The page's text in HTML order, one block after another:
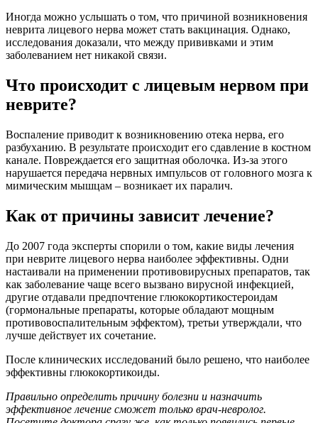
Иногда можно услышать о том, что причиной возникновения
неврита лицевого нерва может стать вакцинация. Однако,
исследования доказали, что между прививками и этим
заболеванием нет никакой связи.
Что происходит с лицевым нервом при
неврите?
Воспаление приводит к возникновению отека нерва, его
разбуханию. В результате происходит его сдавление в костном
канале. Повреждается его защитная оболочка. Из-за этого
нарушается передача нервных импульсов от головного мозга к
мимическим мышцам – возникает их паралич.
Как от причины зависит лечение?
До 2007 года эксперты спорили о том, какие виды лечения
при неврите лицевого нерва наиболее эффективны. Одни
настаивали на применении противовирусных препаратов, так
как заболевание чаще всего вызвано вирусной инфекцией,
другие отдавали предпочтение глюкокортикостероидам
(гормональные препараты, которые обладают мощным
противовоспалительным эффектом), третьи утверждали, что
лучше действует их сочетание.
После клинических исследований было решено, что наиболее
эффективны глюкокортикоиды.
Правильно определить причину болезни и назначить
эффективное лечение сможет только врач-невролог.